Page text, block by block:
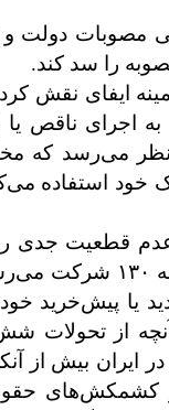
مصوبات دولت و
را سد کند.
ایفای نقش
اجرای ناقص یا
می‌رسد که
خود استفاده
عدم قطعیت جدی
است. واردکنندگان که طبق آخرین آمار تعداد
یا پیش‌خرید
از تحولات
بیش از
کشمکش‌های